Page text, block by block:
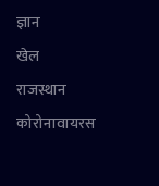
ज्ञान
खेल
राजस्थान
कोरोनावायरस